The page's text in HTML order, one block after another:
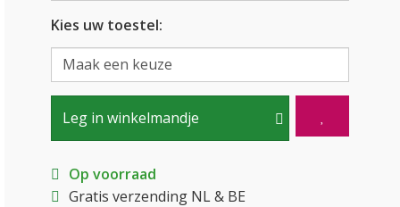
Kies uw toestel:
Leg in winkelmandje
Op voorraad
Gratis verzending NL & BE